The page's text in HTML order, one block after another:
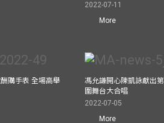
2022-07-11
More
購手表 全場高舉
馮允謙開心陳凱詠獻出
圍舞台大合唱
2022-07-05
More